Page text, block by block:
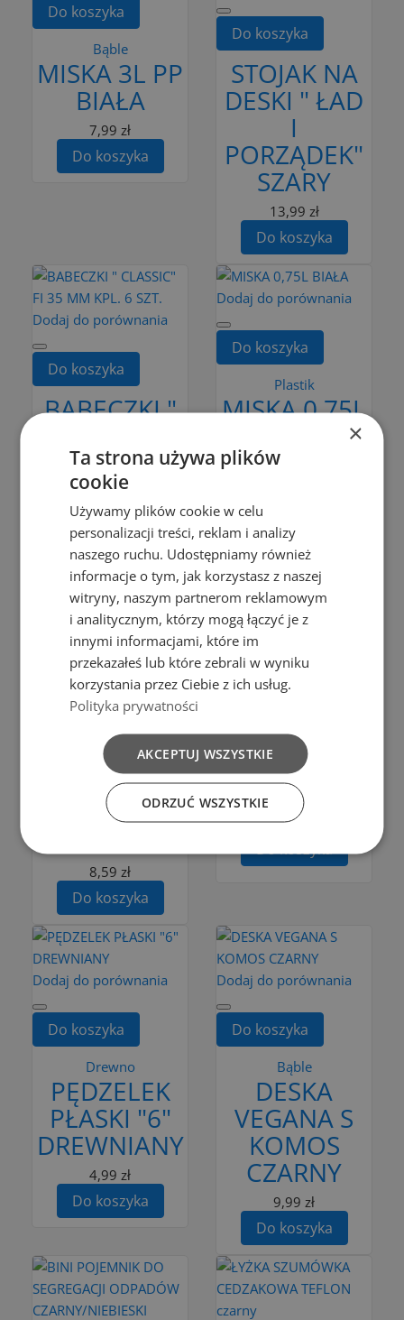
Do koszyka
Bąble
MISKA 3L PP
BIAŁA
7,99 zł
Do koszyka
Do koszyka
STOJAK NA
DESKI " ŁAD
I
PORZĄDEK"
SZARY
13,99 zł
Do koszyka
Dodaj do porównania
Do koszyka
BABECZKI "
35 MM KPL.
6 SZT.
3,49 zł
Do koszyka
Dodaj do porównania
Do koszyka
Plastik
MISKA 0,75L
3,99 zł
Dodaj do porównania
Do koszyka
Plastik
DESKA
PROSTOKĄTNA
S CZARNY
8,59 zł
Do koszyka
Dodaj do porównania
Do koszyka
ŁYŻKA 30
CM
DREWNIANA
3,99 zł
Do koszyka
Dodaj do porównania
Do koszyka
Drewno
PĘDZELEK
PŁASKI "6"
DREWNIANY
4,99 zł
Do koszyka
Dodaj do porównania
Do koszyka
Bąble
DESKA
VEGANA S
KOMOS
CZARNY
9,99 zł
Do koszyka
×
Ta strona używa plików
cookie
Używamy plików cookie w celu
personalizacji treści, reklam i analizy
naszego ruchu. Udostępniamy również
informacje o tym, jak korzystasz z naszej
witryny, naszym partnerom reklamowym
i analitycznym, którzy mogą łączyć je z
innymi informacjami, które im
przekazałeś lub które zebrali w wyniku
korzystania przez Ciebie z ich usług.
Polityka prywatności
AKCEPTUJ WSZYSTKIE
ODRZUĆ WSZYSTKIE